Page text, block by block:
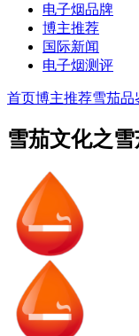
电子烟品牌
博主推荐
国际新闻
电子烟测评
首页博主推荐雪茄品
雪茄文化之